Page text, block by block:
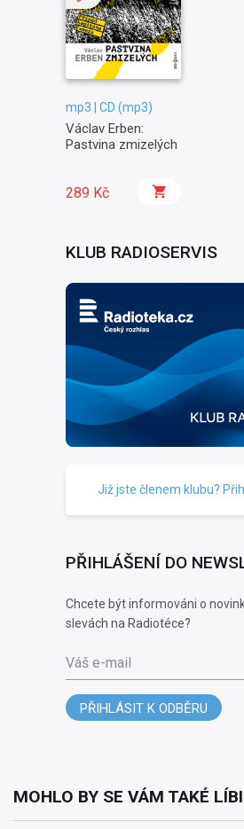
mp3 | CD (mp3)
Václav Erben:
Pastvina zmizelých
289 Kč
KLUB RADIOSERVIS
Již jste členem klubu?
PŘIHLÁŠENÍ DO
Chcete být informováni o
slevách na Radiotéce?
Váš e-mail
PŘIHLÁSIT K ODBĚRU
MOHLO BY SE VÁM TAKÉ